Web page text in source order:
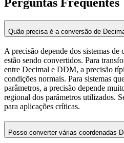
Perguntas Frequentes
Quão precisa é a conversão de
A precisão depende dos sistemas de
estão sendo convertidos. Para
entre Decimal e DDM, a precisão
condições normais. Para sistemas
parâmetros, a precisão depende
regional dos parâmetros utilizados.
para aplicações críticas.
Posso converter várias coordenadas